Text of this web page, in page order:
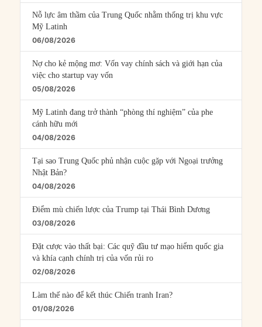
Nỗ lực âm thầm của Trung Quốc nhằm thống trị khu vực
Mỹ Latinh
06/08/2026
Nợ cho kẻ mộng mơ: Vốn vay chính sách và giới hạn của
việc cho startup vay vốn
05/08/2026
Mỹ Latinh đang trở thành “phòng thí nghiệm” của phe
cánh hữu mới
04/08/2026
Tại sao Trung Quốc phủ nhận cuộc gặp với Ngoại trưởng
Nhật Bản?
04/08/2026
Điểm mù chiến lược của Trump tại Thái Bình Dương
03/08/2026
Đặt cược vào thất bại: Các quỹ đầu tư mạo hiểm quốc gia
và khía cạnh chính trị của vốn rủi ro
02/08/2026
Làm thế nào để kết thúc Chiến tranh Iran?
01/08/2026